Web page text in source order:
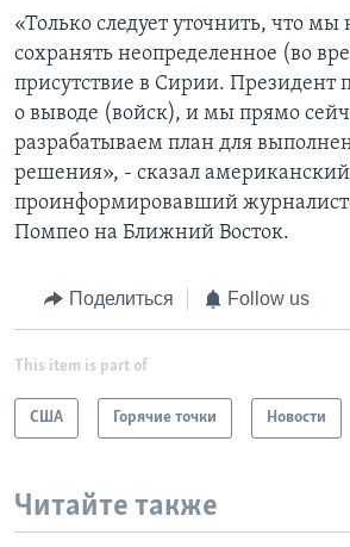
«Только следует уточнить, что
сохранять неопределенное (во
присутствие в Сирии. Президент
о выводе (войск), и мы прямо
разрабатываем план для
решения», - сказал
проинформировавший
Помпео на Ближний Восток.
Поделиться Follow us
This item is part of
США Горячие точки Новости
Читайте также